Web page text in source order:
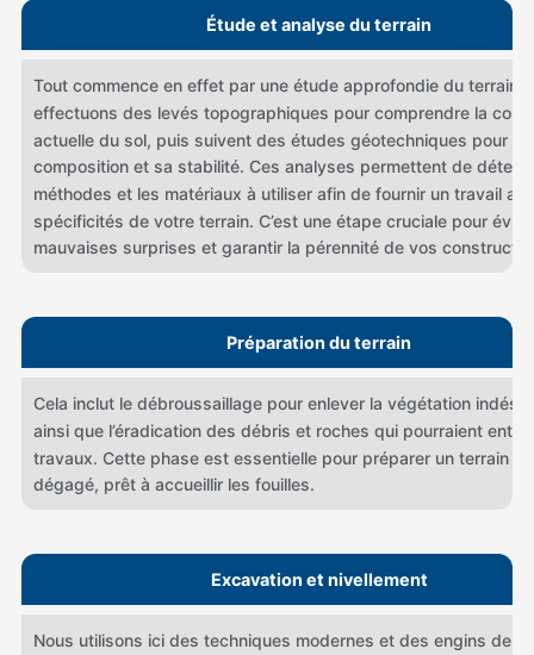
Étude et analyse du terrain
Tout commence en effet par une étude approfondie du terrain.
effectuons des levés topographiques pour comprendre la
actuelle du sol, puis suivent des études géotechniques pour
composition et sa stabilité. Ces analyses permettent de
méthodes et les matériaux à utiliser afin de fournir un travail
spécificités de votre terrain. C’est une étape cruciale pour
mauvaises surprises et garantir la pérennité de vos
Préparation du terrain
Cela inclut le débroussaillage pour enlever la végétation
ainsi que l’éradication des débris et roches qui pourraient
travaux. Cette phase est essentielle pour préparer un terrain
dégagé, prêt à accueillir les fouilles.
Excavation et nivellement
Nous utilisons ici des techniques modernes et des engins de